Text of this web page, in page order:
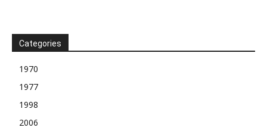
Categories
1970
1977
1998
2006